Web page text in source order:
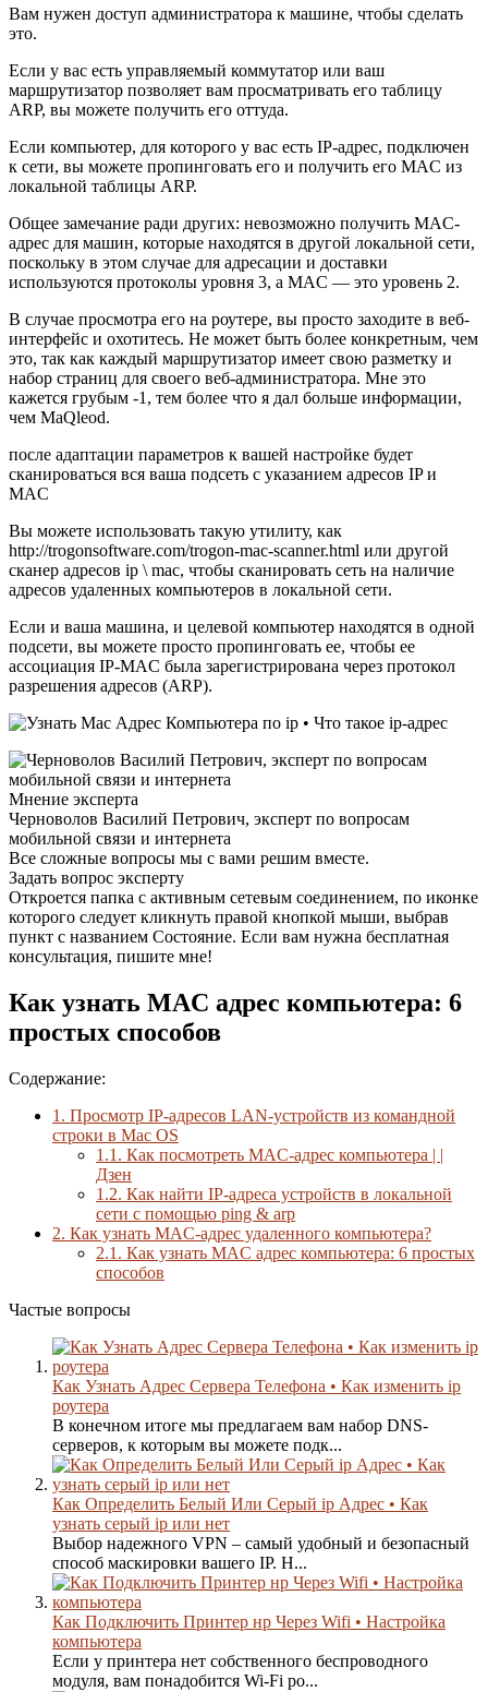
Вам нужен доступ администратора к машине, чтобы сделать
это.
Если у вас есть управляемый коммутатор или ваш
маршрутизатор позволяет вам просматривать его таблицу
ARP, вы можете получить его оттуда.
Если компьютер, для которого у вас есть IP-адрес, подключен
к сети, вы можете пропинговать его и получить его MAC из
локальной таблицы ARP.
Общее замечание ради других: невозможно получить MAC-
адрес для машин, которые находятся в другой локальной сети,
поскольку в этом случае для адресации и доставки
используются протоколы уровня 3, а MAC — это уровень 2.
В случае просмотра его на роутере, вы просто заходите в веб-
интерфейс и охотитесь. Не может быть более конкретным, чем
это, так как каждый маршрутизатор имеет свою разметку и
набор страниц для своего веб-администратора. Мне это
кажется грубым -1, тем более что я дал больше информации,
чем MaQleod.
после адаптации параметров к вашей настройке будет
сканироваться вся ваша подсеть с указанием адресов IP и
MAC
Вы можете использовать такую ​​утилиту, как
http://trogonsoftware.com/trogon-mac-scanner.html или другой
сканер адресов ip \ mac, чтобы сканировать сеть на наличие
адресов удаленных компьютеров в локальной сети.
Если и ваша машина, и целевой компьютер находятся в одной
подсети, вы можете просто пропинговать ее, чтобы ее
ассоциация IP-MAC была зарегистрирована через протокол
разрешения адресов (ARP).
Мнение эксперта
Черноволов Василий Петрович, эксперт по вопросам
мобильной связи и интернета
Все сложные вопросы мы с вами решим вместе.
Задать вопрос эксперту
Откроется папка с активным сетевым соединением, по иконке
которого следует кликнуть правой кнопкой мыши, выбрав
пункт с названием Состояние. Если вам нужна бесплатная
консультация, пишите мне!
Как узнать MAC адрес компьютера: 6
простых способов
Содержание:
1. Просмотр IP-адресов LAN-устройств из командной
строки в Mac OS
1.1. Как посмотреть MAC-адрес компьютера | |
Дзен
1.2. Как найти IP-адреса устройств в локальной
сети с помощью ping & arp
2. Как узнать MAC-адрес удаленного компьютера?
2.1. Как узнать MAC адрес компьютера: 6 простых
способов
Частые вопросы
Как Узнать Адрес Сервера Телефона • Как изменить ip
роутера
В конечном итоге мы предлагаем вам набор DNS-
серверов, к которым вы можете подк...
Как Определить Белый Или Серый ip Адрес • Как
узнать серый ip или нет
Выбор надежного VPN – самый удобный и безопасный
способ маскировки вашего IP. Н...
Как Подключить Принтер нр Через Wifi • Настройка
компьютера
Если у принтера нет собственного беспроводного
модуля, вам понадобится Wi-Fi ро...